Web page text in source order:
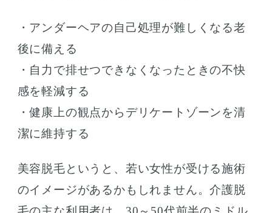
・アンダーヘアの自己処理が難しくなる老
後に備える
・自力で排せつできなくなったときの不快
感を軽減する
・健康上の観点からデリケートゾーンを清
潔に維持する
美容脱毛というと、若い女性が受ける施術
のイメージがあるかもしれません。介護脱